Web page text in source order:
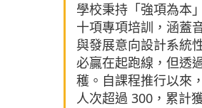
學校秉持「強項為本
十項專項培訓，涵蓋
與發展意向設計系統
必贏在起跑線，但透
穫。自課程推行以來
人次超過 300，累計